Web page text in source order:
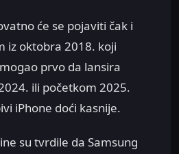
će se pojaviti čak i
iz oktobra 2018. koji
prvo da lansira
ili početkom 2025.
iPhone doći kasnije.
su tvrdile da Samsung